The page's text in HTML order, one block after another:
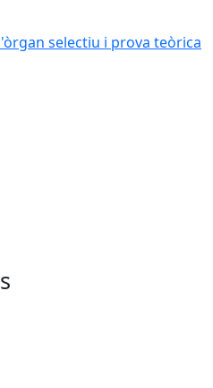
selectiu i prova teòrica